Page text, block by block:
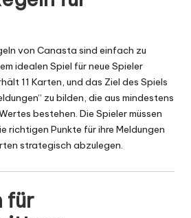
von Canasta sind einfach zu
idealen Spiel für neue Spieler
11 Karten, und das Ziel des Spiels
zu bilden, die aus mindestens
bestehen. Die Spieler müssen
richtigen Punkte für ihre Meldungen
strategisch abzulegen.
für